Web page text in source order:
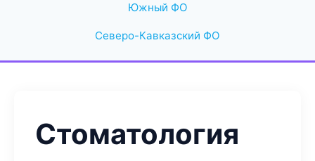
Южный ФО
Северо-Кавказский ФО
Стоматология